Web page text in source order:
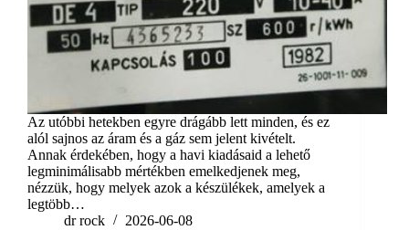
Az utóbbi hetekben egyre drágább lett minden, és ez
alól sajnos az áram és a gáz sem jelent kivételt.
Annak érdekében, hogy a havi kiadásaid a lehető
legminimálisabb mértékben emelkedjenek meg,
nézzük, hogy melyek azok a készülékek, amelyek a
legtöbb…
dr rock
2026-06-08